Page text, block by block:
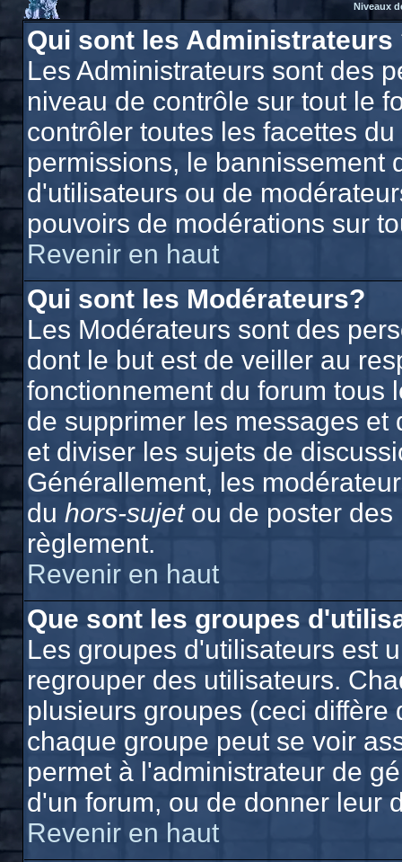
Niveaux
Qui sont les Administrateurs
Les Administrateurs sont des
niveau de contrôle sur tout le
contrôler toutes les facettes
permissions, le bannissement
d'utilisateurs ou de
pouvoirs de modérations sur
Revenir en haut
Qui sont les Modérateurs?
Les Modérateurs sont des
dont le but est de veiller au
fonctionnement du forum tous
de supprimer les messages
et diviser les sujets de
Générallement, les
du hors-sujetou de poster des
règlement.
Revenir en haut
Que sont les groupes
Les groupes d'utilisateurs est
regrouper des utilisateurs.
plusieurs groupes (ceci
chaque groupe peut se voir
permet à l'administrateur de
d'un forum, ou de donner leur
Revenir en haut